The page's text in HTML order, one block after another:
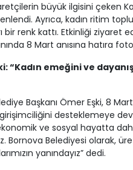
büyük ilgisini çeken
Ayrıca, kadın ritim
bir renk kattı. Etkinliği ziyaret
8 Mart anısına hatıra
“Kadın emeğini ve
Başkanı Ömer Eşki, 8
desteklemeye
ve sosyal hayatta
Bornova Belediyesi olarak,
yanındayız” dedi.